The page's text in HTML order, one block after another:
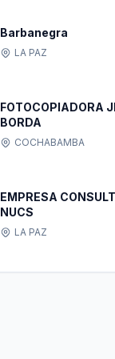
Barbanegra
LA PAZ
FOTOCOPIADORA
BORDA
COCHABAMBA
EMPRESA
NUCS
LA PAZ